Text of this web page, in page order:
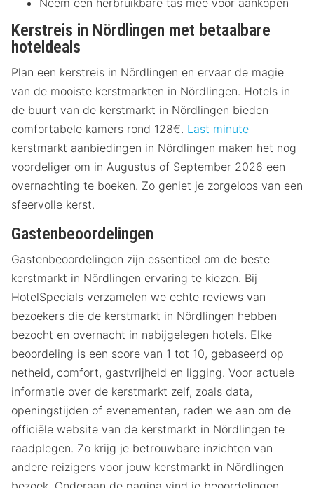
Kerstreis in Nördlingen met betaalbare
hoteldeals
Plan een kerstreis in Nördlingen en ervaar de magie
van de mooiste kerstmarkten in Nördlingen. Hotels in
de buurt van de kerstmarkt in Nördlingen bieden
comfortabele kamers rond 128€. Last minute
kerstmarkt aanbiedingen in Nördlingen maken het nog
voordeliger om in Augustus of September 2026 een
overnachting te boeken. Zo geniet je zorgeloos van een
sfeervolle kerst.
Gastenbeoordelingen
Gastenbeoordelingen zijn essentieel om de beste
kerstmarkt in Nördlingen ervaring te kiezen. Bij
HotelSpecials verzamelen we echte reviews van
bezoekers die de kerstmarkt in Nördlingen hebben
bezocht en overnacht in nabijgelegen hotels. Elke
beoordeling is een score van 1 tot 10, gebaseerd op
netheid, comfort, gastvrijheid en ligging. Voor actuele
informatie over de kerstmarkt zelf, zoals data,
openingstijden of evenementen, raden we aan om de
officiële website van de kerstmarkt in Nördlingen te
raadplegen. Zo krijg je betrouwbare inzichten van
andere reizigers voor jouw kerstmarkt in Nördlingen